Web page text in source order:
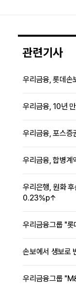
관련기사
우리금융, 롯데손
우리금융, 10년
우리금융, 포스증
우리금융, 합병계
우리은행, 원화
0.23%p↑
우리금융그룹 "
손보에서 생보로
우리금융그룹